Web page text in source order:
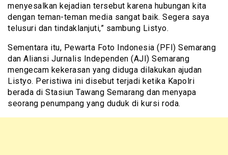
menyesalkan kejadian tersebut karena hubungan kita
dengan teman-teman media sangat baik. Segera saya
telusuri dan tindaklanjuti,” sambung Listyo.
Sementara itu, Pewarta Foto Indonesia (PFI) Semarang
dan Aliansi Jurnalis Independen (AJI) Semarang
mengecam kekerasan yang diduga dilakukan ajudan
Listyo. Peristiwa ini disebut terjadi ketika Kapolri
berada di Stasiun Tawang Semarang dan menyapa
seorang penumpang yang duduk di kursi roda.